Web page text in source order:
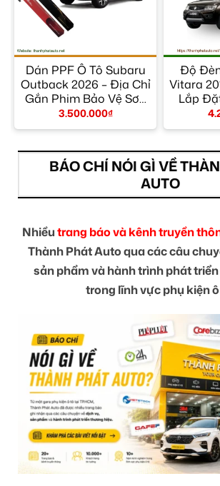
Dán PPF Ô Tô Subaru
Outback 2026 – Địa Chỉ
Gắn Phim Bảo Vệ Sơn
Uy Tín TPHCM
3.500.000₫
Độ
Vitara
Lắp
BÁO CHÍ NÓI GÌ VỀ
AUTO
Nhiềutrang báo và kênh truyền
Thành Phát Auto qua các câu
sản phẩm và hành trình phát
trong lĩnh vực phụ kiện